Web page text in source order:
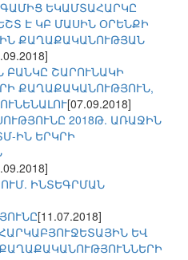
ԵԿԱՄՏԱՀԱՐԿԸ
Է ԿԲ ՄԱՍԻՆ ՕՐԵՆՔԻ
ՔԱՂԱՔԱԿԱՆՈՒԹՅԱՆ
ԲԱՆԿԸ ՇԱՐՈՒՆԱԿԻ
ՔԱՂԱՔԱԿԱՆՈՒԹՅՈՒՆ,
[07.09.2018]
2018Թ. ԱՌԱՋԻՆ
ԻՆ ԵՐԿՐԻ
ԻՆՏԵԳՐՄԱՆ
[11.07.2018]
ԵՎ